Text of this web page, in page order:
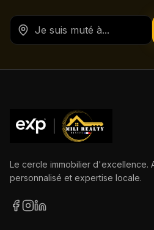
Le cercle immobilier d'excellence.
personnalisé et expertise locale.